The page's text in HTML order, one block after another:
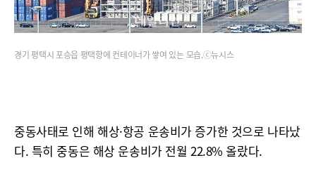
경기 평택시 포승읍 평택항에 컨테이너가 쌓여 있는 모습.ⓒ뉴시스
중동사태로 인해 해상·항공 운송비가 증가한 것으로 나타났
다. 특히 중동은 해상 운송비가 전월 22.8% 올랐다.